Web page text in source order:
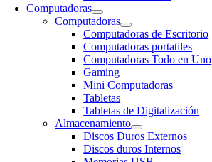
Computadoras
Computadoras
Computadoras de Escritorio
Computadoras portatiles
Computadoras Todo en Uno
Gaming
Mini Computadoras
Tabletas
Tabletas de Digitalización
Almacenamiento
Discos Duros Externos
Discos duros Internos